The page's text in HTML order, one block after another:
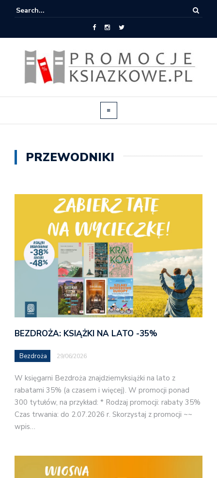
PRZEWODNIKI
BEZDROŻA: KSIĄŻKI NA LATO -35%
Bezdroża 29/06/2026
W księgarni Bezdroża znajdziemyksiążki na lato z
rabatami 35% (a czasem i więcej). W promocji ponad
300 tytułów, na przykład: * Rodzaj promocji: rabaty 35%
Czas trwania: do 2.07.2026 r. Skorzystaj z promocji ~~
wpis…